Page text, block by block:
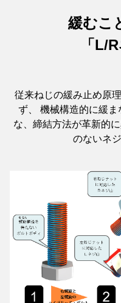
緩むこ
「L/
従来ねじの緩み止め原
ず、
機械構造的に緩
な、締結方法が革新的
のないネ